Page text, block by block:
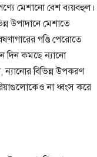
মেশানো বেশ ব্যয়বহুল।
উপাদানে মেশাতে
গণ্ডি পেরোতে
দিন কমছে ন্যানো
বিভিন্ন উপকরণ
না ধ্বংস করে